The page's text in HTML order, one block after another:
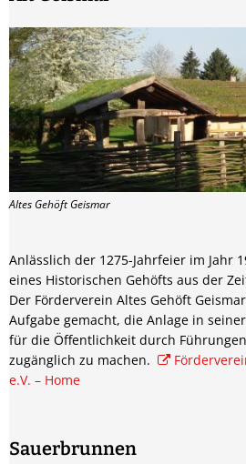
Altes Gehöft Geismar
Anlässlich der 1275-Jahrfeier im Jahr
eines Historischen Gehöfts aus der
Der Förderverein Altes Gehöft
Aufgabe gemacht, die Anlage in
für die Öffentlichkeit durch
zugänglich zu machen.
e.V. – Home
Sauerbrunnen